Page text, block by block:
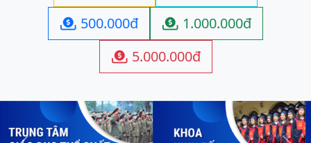
 500.000đ  1.000.000đ
 5.000.000đ